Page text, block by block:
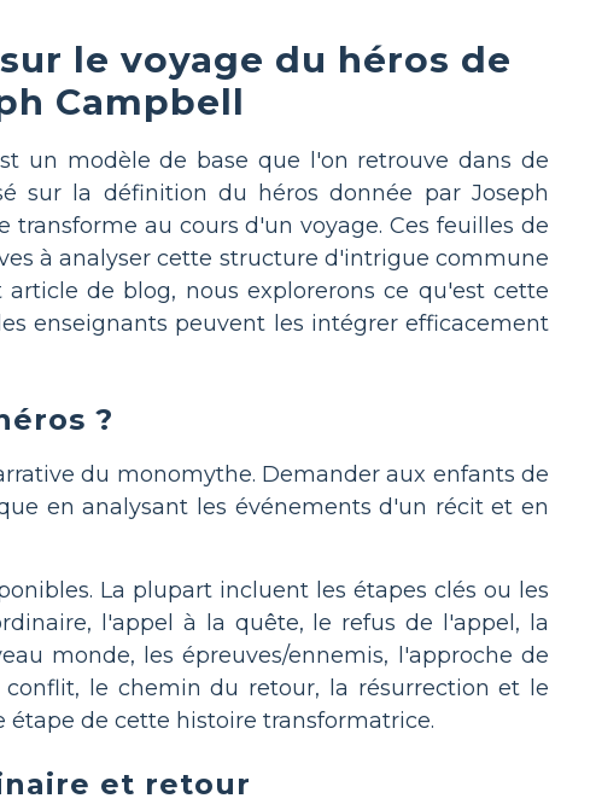
le voyage du héros de
Campbell
un modèle de base que l'on retrouve dans de
sur la définition du héros donnée par Joseph
au cours d'un voyage. Ces feuilles de
à analyser cette structure d'intrigue commune
de blog, nous explorerons ce qu'est cette
enseignants peuvent les intégrer efficacement
?
du monomythe. Demander aux enfants de
en analysant les événements d'un récit et en
La plupart incluent les étapes clés ou les
l'appel à la quête, le refus de l'appel, la
monde, les épreuves/ennemis, l'approche de
le chemin du retour, la résurrection et le
de cette histoire transformatrice.
et retour